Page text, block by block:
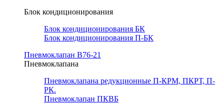
Блок кондиционирования
Блок кондиционирования БК
Блок кондиционирования П-БК
Пневмоклапан В76-21
Пневмоклапана
Пневмоклапана редукционные П-КРМ, ПКРТ, П-
РК.
Пневмоклапан ПКВБ